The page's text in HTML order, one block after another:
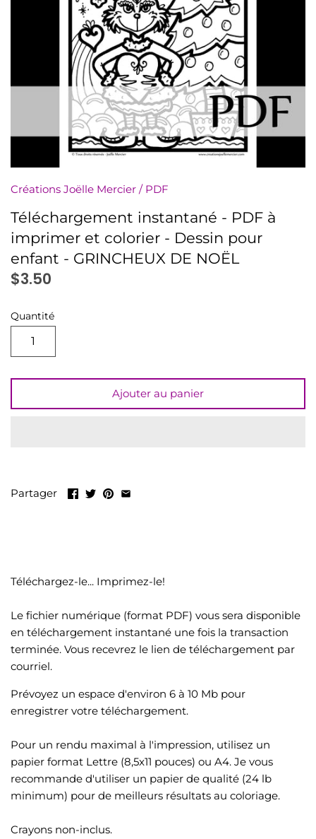
Créations Joëlle Mercier / PDF
Téléchargement instantané - PDF à
imprimer et colorier - Dessin pour
enfant - GRINCHEUX DE NOËL
$3.50
Quantité
Ajouter au panier
Partager
Téléchargez-le... Imprimez-le!
Le fichier numérique (format PDF) vous sera disponible
en téléchargement instantané une fois la transaction
terminée. Vous recevrez le lien de téléchargement par
courriel.
Prévoyez un espace d'environ 6 à 10 Mb pour
enregistrer votre téléchargement.
Pour un rendu maximal à l'impression, utilisez un
papier format Lettre (8,5x11 pouces) ou A4. Je vous
recommande d'utiliser un papier de qualité (24 lb
minimum) pour de meilleurs résultats au coloriage.
Crayons non-inclus.
numériquement
Minis à l'unité
Nuanciers
PDF (téléchargement)
Pochettes (8,5x11)
Rassemblements
Sachets (minis 4x5)
Signets
Autres à colorier
LIQUIDATION
Tout voir